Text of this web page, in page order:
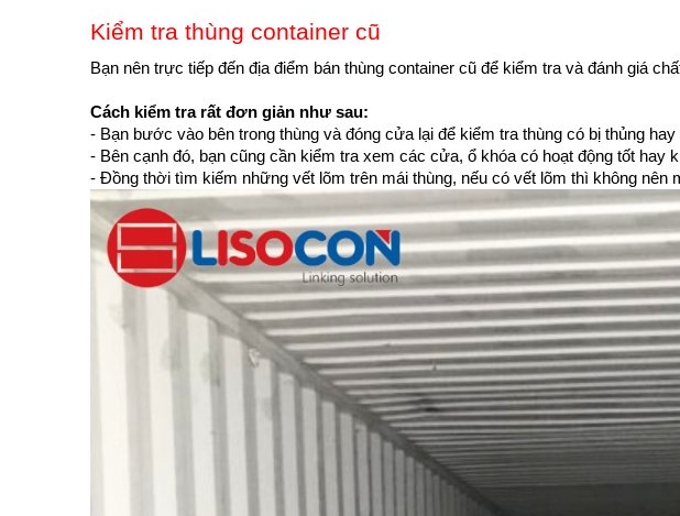
Kiểm tra thùng container cũ
Bạn nên trực tiếp đến địa điểm bán thùng container cũ để kiểm tra và đánh giá
Cách kiểm tra rất đơn giản như sau:
- Bạn bước vào bên trong thùng và đóng cửa lại để kiểm tra thùng có bị thủng
- Bên cạnh đó, bạn cũng cần kiểm tra xem các cửa, ổ khóa có hoạt động tốt hay
- Đồng thời tìm kiếm những vết lõm trên mái thùng, nếu có vết lõm thì không